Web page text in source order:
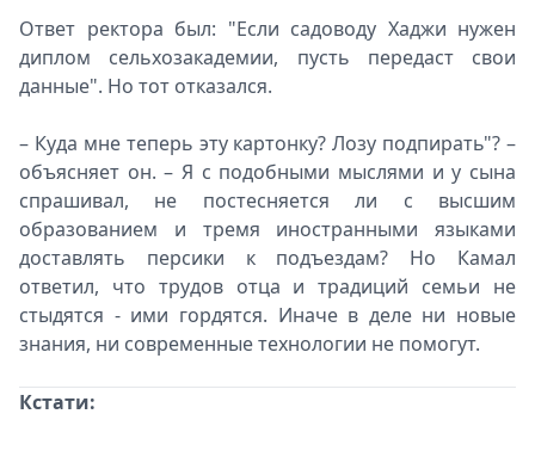
Ответ ректора был: "Если садоводу Хаджи нужен
диплом сельхозакадемии, пусть передаст свои
данные". Но тот отказался.
– Куда мне теперь эту картонку? Лозу подпирать"? –
объясняет он. – Я с подобными мыслями и у сына
спрашивал, не постесняется ли с высшим
образованием и тремя иностранными языками
доставлять персики к подъездам? Но Камал
ответил, что трудов отца и традиций семьи не
стыдятся - ими гордятся. Иначе в деле ни новые
знания, ни современные технологии не помогут.
Кстати: